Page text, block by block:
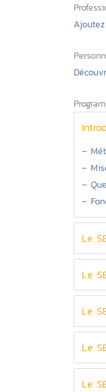
–
–
–
–
Le
Le
Le
Le
Le